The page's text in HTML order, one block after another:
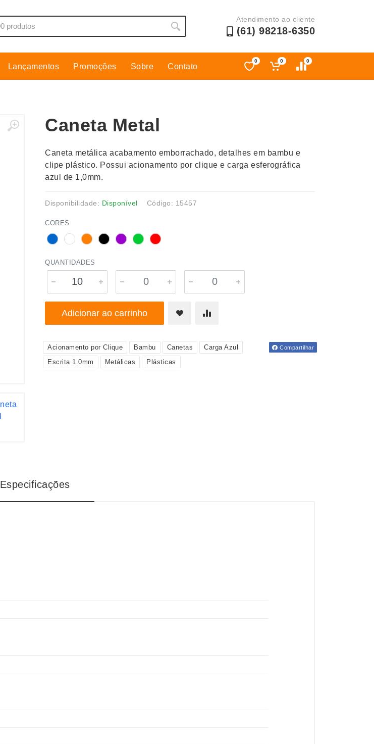
Atendimento ao cliente
(61) 98218-6350
Cooler
Cozinha
Cuidados Pessoais
Espelhos
Esteiras
Ferramentas
Fones de Ouvido
Informática e Telefonia
Leques
Linha Ecológica
Lançamentos Promoções Sobre Contato
0 0 0
Caneta Metal
Caneta metálica acabamento emborrachado, detalhes em bambu e
clipe plástico. Possui acionamento por clique e carga esferográfica
azul de 1,0mm.
Disponibilidade: Disponível Código: 15457
CORES
QUANTIDADES
Adicionar ao carrinho
Acionamento por Clique Bambu Canetas
Carga Azul
Escrita 1.0mm
Metálicas Plásticas
Compartilhar
Especificações